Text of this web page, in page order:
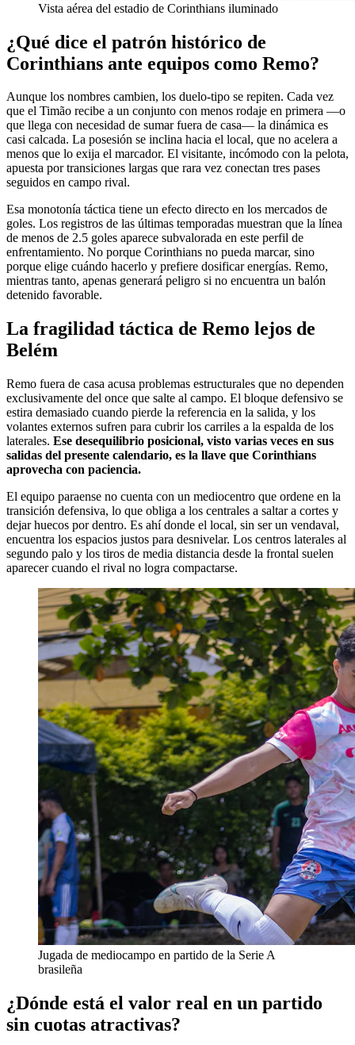
Vista aérea del estadio de Corinthians iluminado
¿Qué dice el patrón histórico de
Corinthians ante equipos como Remo?
Aunque los nombres cambien, los duelo-tipo se repiten. Cada vez
que el Timão recibe a un conjunto con menos rodaje en primera —o
que llega con necesidad de sumar fuera de casa— la dinámica es
casi calcada. La posesión se inclina hacia el local, que no acelera a
menos que lo exija el marcador. El visitante, incómodo con la pelota,
apuesta por transiciones largas que rara vez conectan tres pases
seguidos en campo rival.
Esa monotonía táctica tiene un efecto directo en los mercados de
goles. Los registros de las últimas temporadas muestran que la línea
de menos de 2.5 goles aparece subvalorada en este perfil de
enfrentamiento. No porque Corinthians no pueda marcar, sino
porque elige cuándo hacerlo y prefiere dosificar energías. Remo,
mientras tanto, apenas generará peligro si no encuentra un balón
detenido favorable.
La fragilidad táctica de Remo lejos de
Belém
Remo fuera de casa acusa problemas estructurales que no dependen
exclusivamente del once que salte al campo. El bloque defensivo se
estira demasiado cuando pierde la referencia en la salida, y los
volantes externos sufren para cubrir los carriles a la espalda de los
laterales. Ese desequilibrio posicional, visto varias veces en sus
salidas del presente calendario, es la llave que Corinthians
aprovecha con paciencia.
El equipo paraense no cuenta con un mediocentro que ordene en la
transición defensiva, lo que obliga a los centrales a saltar a cortes y
dejar huecos por dentro. Es ahí donde el local, sin ser un vendaval,
encuentra los espacios justos para desnivelar. Los centros laterales al
segundo palo y los tiros de media distancia desde la frontal suelen
aparecer cuando el rival no logra compactarse.
Jugada de mediocampo en partido de la Serie A
brasileña
¿Dónde está el valor real en un partido
sin cuotas atractivas?